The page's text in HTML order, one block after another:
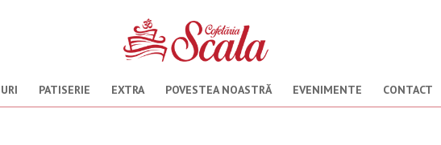
PATISERIE EXTRA POVESTEA NOASTRĂ EVENIMENTE CONTACT